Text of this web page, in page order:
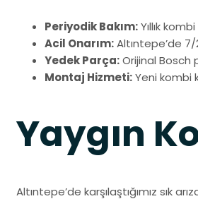
Periyodik Bakım:Yıllık
Acil Onarım:Altıntepe’de 7/
Yedek Parça:Orijinal Bosch
Montaj Hizmeti:Yeni kombi
Yaygın
Altıntepe’de karşılaştığımız sık